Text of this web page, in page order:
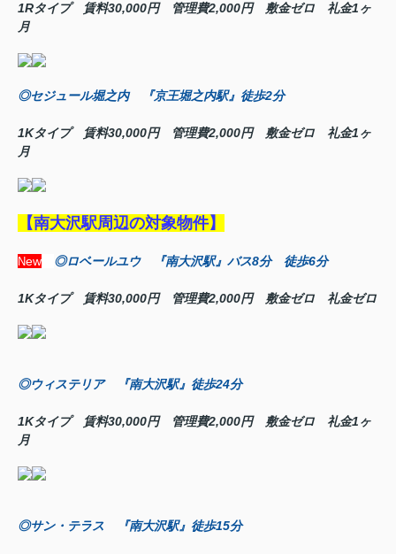
1Rタイプ 賃料30,000円 管理費2,000円 敷金ゼロ 礼金1ヶ
月
◎セジュール堀之内 『京王堀之内駅』徒歩2分
1Kタイプ 賃料30,000円 管理費2,000円 敷金ゼロ 礼金1ヶ
月
【南大沢駅周辺の対象物件】
New ◎ロベールユウ 『南大沢駅』バス8分 徒歩6分
1Kタイプ 賃料30,000円 管理費2,000円 敷金ゼロ 礼金ゼロ
◎ウィステリア 『南大沢駅』徒歩24分
1Kタイプ 賃料30,000円 管理費2,000円 敷金ゼロ 礼金1ヶ
月
◎サン・テラス 『南大沢駅』徒歩15分